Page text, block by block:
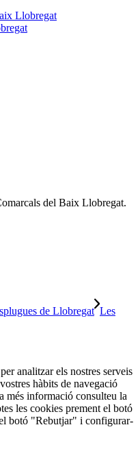
Llobregat
del Baix Llobregat.
de Llobregat Les
analitzar els nostres serveis
hàbits de navegació
més informació consulteu la
les cookies prement el botó
botó "Rebutjar" i configurar-